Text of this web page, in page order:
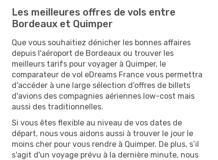
Les meilleures offres de vols entre
Bordeaux et Quimper
Que vous souhaitiez dénicher les bonnes affaires
depuis l'aéroport de Bordeaux ou trouver les
meilleurs tarifs pour voyager à Quimper, le
comparateur de vol eDreams France vous permettra
d'accéder à une large sélection d’offres de billets
d'avions des compagnies aériennes low-cost mais
aussi des traditionnelles.
Si vous êtes flexible au niveau de vos dates de
départ, nous vous aidons aussi à trouver le jour le
moins cher pour vous rendre à Quimper. De plus, s’il
s'agit d'un voyage prévu à la dernière minute, nous